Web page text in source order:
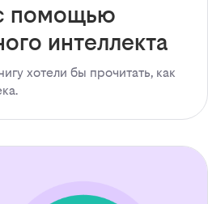
помощью
интеллекта
хотели бы прочитать, как